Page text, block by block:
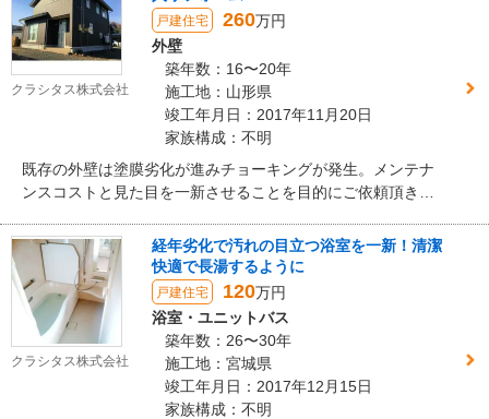
族構成に合わせた改修となりました。
クラシタス株式会社
戸建住宅 260万円
外壁
築年数：16〜20年
施工地：山形県
竣工年月日：2017年11月20日
家族構成：不明
既存の外壁は塗膜劣化が進みチョーキングが発生。メンテナ
ンスコストと見た目を一新させることを目的にご依頼頂きま
今後のコストも考え金属サイディングを張る事をご提案致し
ました。木目模様の茶色をイメージされ、サッシの白色に対
比させたいとのご希望でした。見た目を一新させるため、既
存の横張り模様から縦張りへと変更し、更に通常サイズ施工
で発生する中間水切りは美観を損なうため、特注サイズで区
切りの無いものをご提案しています。 施工後は印象が大きく
変わり、美観に優れた仕上りとなりました。その他手を掛け
た部分も含め、お客様からは高評価を頂いております。
クラシタス株式会社
経年劣化で汚れの目立つ浴室を一新！清潔
快適で長湯するように
戸建住宅 120万円
浴室・ユニットバス
築年数：26〜30年
施工地：宮城県
竣工年月日：2017年12月15日
家族構成：不明